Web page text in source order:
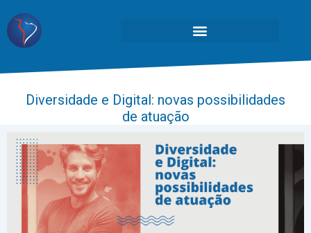
Diversidade e Digital: novas possibilidades
de atuação